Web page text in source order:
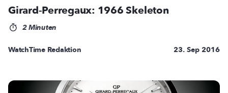
Girard-Perregaux: 1966 Skeleton
2 Minuten
WatchTime Redaktion 23. Sep 2016